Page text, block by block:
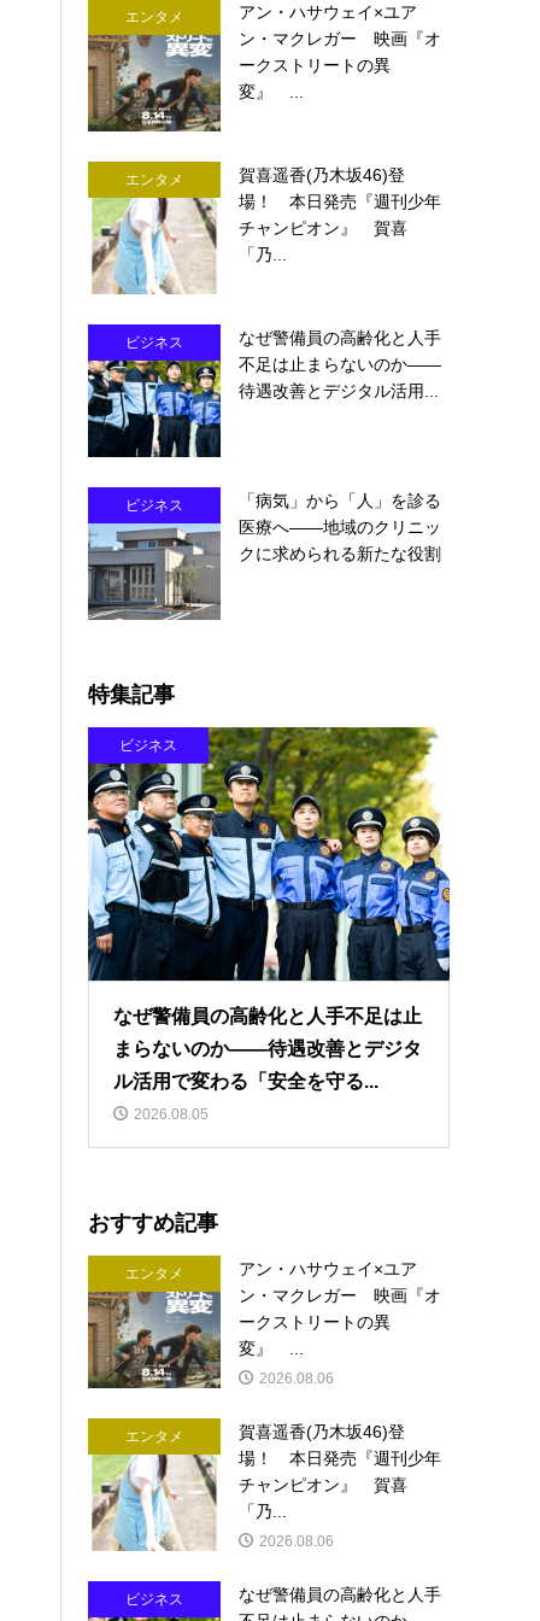
エンタメ
アン・ハサウェイ×ユア
ン・マクレガー 映画『オ
ークストリートの異
変』 ...
エンタメ
賀喜遥香(乃木坂46)登
場！ 本日発売『週刊少年
チャンピオン』 賀喜
「乃...
ビジネス
なぜ警備員の高齢化と人手
不足は止まらないのか――
待遇改善とデジタル活用...
ビジネス
「病気」から「人」を診る
医療へ――地域のクリニッ
クに求められる新たな役割
特集記事
ビジネス
なぜ警備員の高齢化と人手不足は止
まらないのか――待遇改善とデジタ
ル活用で変わる「安全を守る...
2026.08.05
おすすめ記事
エンタメ
アン・ハサウェイ×ユア
ン・マクレガー 映画『オ
ークストリートの異
変』 ...
2026.08.06
エンタメ
賀喜遥香(乃木坂46)登
場！ 本日発売『週刊少年
チャンピオン』 賀喜
「乃...
2026.08.06
ビジネス
なぜ警備員の高齢化と人手